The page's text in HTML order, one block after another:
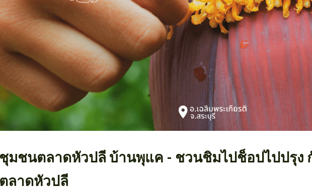
ชุมชนตลาดหัวปลี บ้านพุแค - ชวนชิมไปช็อปไปปรุง
ตลาดหัวปลี